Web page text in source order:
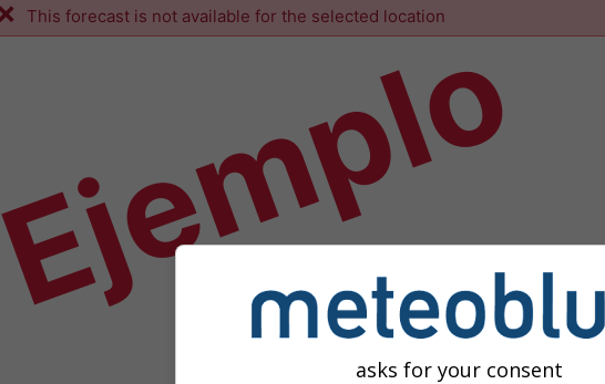
This forecast is not available for the selected location
Ejemplo
asks for your consent